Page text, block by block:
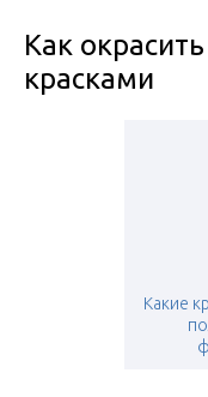
Как
красками
Какие